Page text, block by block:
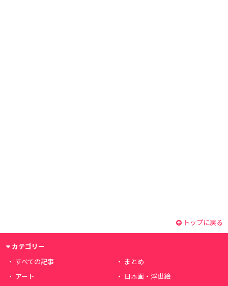
トップに戻る
カテゴリー
すべての記事
まとめ
アート
日本画・浮世絵